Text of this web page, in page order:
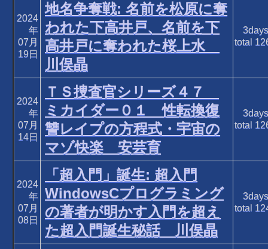
2024
年
07月
19日
地名争奪戦: 名前を松原に奪
われた下高井戸、名前を下
高井戸に奪われた桜上水
川俣晶
total
2024
年
07月
14日
ＴＳ捜査官シリーズ４７
ミカイダー０１ 性転換復
讐レイプの方程式・宇宙の
マゾ快楽 安芸育
total
2024
年
07月
08日
「超入門」誕生: 超入門
WindowsCプログラミング
の著者が明かす入門を超え
た超入門誕生秘話 川俣晶
total